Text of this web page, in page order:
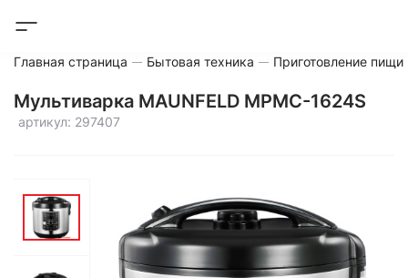
Главная страница Бытовая техника Приготовление пищи
Мультиварка MAUNFELD MPMC-1624S
артикул: 297407